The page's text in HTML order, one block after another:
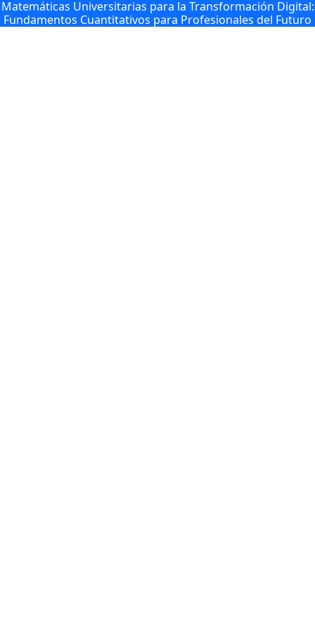
Matemáticas Universitarias para la Transformación Digital:
Fundamentos Cuantitativos para Profesionales del Futuro